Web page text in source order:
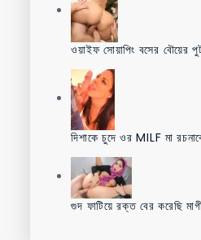
ওয়াইফ সোয়াপিং বসের বৌয়ের
দিশাকে চুদে ওর MILF মা
গুদ ফাটিয়ে রক্ত বের করেছি